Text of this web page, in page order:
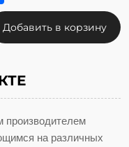
Добавить в корзину
на различных